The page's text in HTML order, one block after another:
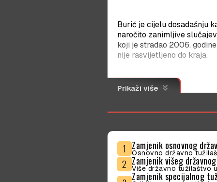
Burić je cijelu dosadašnju
naročito zanimljive
koji je stradao 2006.
nije rasvijetljeno do kraja.
Od 2005. do 2008. godine
imenovan za jednog od
2014. godine izabran je
istraživali aferu
dokumentaciju o tom
zamjenik Ivice
Dodatno, vodio je i izviđaj
povezane sa osuđenim
Prikaži više keyboard_double_arrow_down
1 Zamjenik osnovnog
Osnovno državno
2 Zamjenik višeg
Više državno tužilaštvo
Zamjenik specijalnog